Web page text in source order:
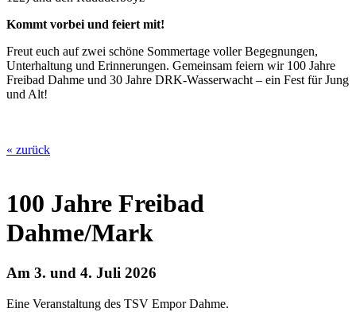
Kommt vorbei und feiert mit!
Freut euch auf zwei schöne Sommertage voller Begegnungen,
Unterhaltung und Erinnerungen. Gemeinsam feiern wir 100 Jahre
Freibad Dahme und 30 Jahre DRK-Wasserwacht – ein Fest für Jung
und Alt!
« zurück
100 Jahre Freibad
Dahme/Mark
Am 3. und 4. Juli 2026
Eine Veranstaltung des TSV Empor Dahme.